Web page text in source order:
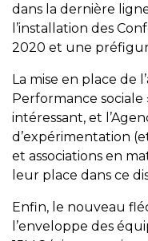
dans la dernière
l’installation des
2020 et une
La mise en place de
Performance
intéressant, et
d’expérimentation
et associations en
leur place dans ce
Enfin, le nouveau
l’enveloppe des